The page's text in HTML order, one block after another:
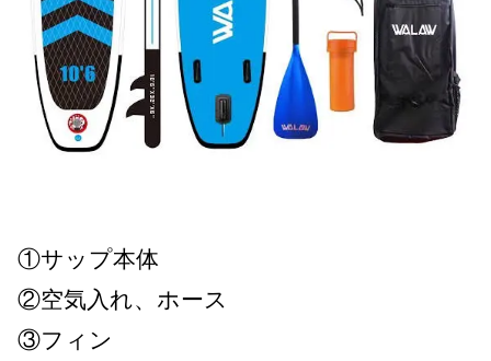
①サップ本体
②空気入れ、ホース
③フィン